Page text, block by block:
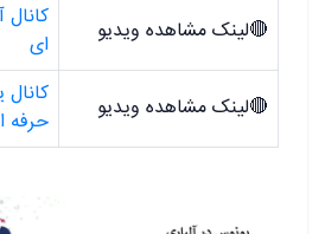
🔴لینک مشاهده ویدیو
ای
🔴لینک مشاهده ویدیو
حرفه